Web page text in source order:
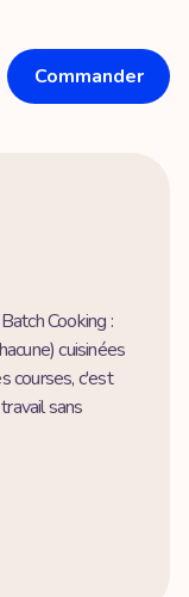
Commander
Cooking :
cuisinées
courses, c'est
sans